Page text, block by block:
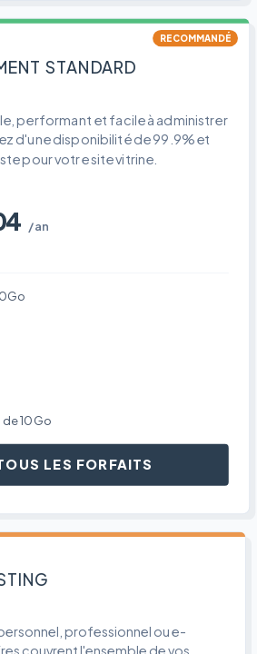
RECOMMANDÉ
STANDARD
performant et facile à administrer
d'une disponibilité de 99.9% et
pour votre site vitrine.
/an
de 10Go
LES FORFAITS
professionnel ou e-
couvrent l'ensemble de vos